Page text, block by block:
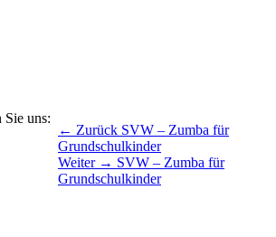
uns:
← Zurück Vorhergehender
Beitrag:
SVW – Zumba für
Grundschulkinder
Weiter → Nächster
Beitrag:
SVW – Zumba für
Grundschulkinder